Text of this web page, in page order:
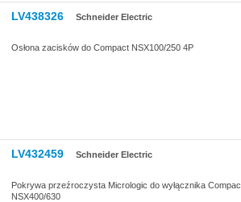
LV438326 Schneider Electric
Osłona zacisków do Compact NSX100/250 4P
LV432459 Schneider Electric
Pokrywa przeźroczysta Micrologic do wyłącznika
NSX400/630